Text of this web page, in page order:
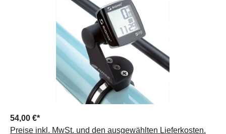
54,00 €*
Preise inkl. MwSt. und den ausgewählten Lieferkosten.